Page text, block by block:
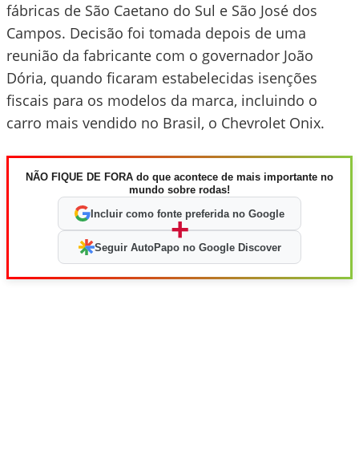
fábricas de São Caetano do Sul e São José dos
Campos. Decisão foi tomada depois de uma
reunião da fabricante com o governador João
Dória, quando ficaram estabelecidas isenções
fiscais para os modelos da marca, incluindo o
carro mais vendido no Brasil, o Chevrolet Onix.
NÃO FIQUE DE FORA do que acontece de mais importante no
mundo sobre rodas!
Incluir como fonte preferida no Google
+
Seguir AutoPapo no Google Discover